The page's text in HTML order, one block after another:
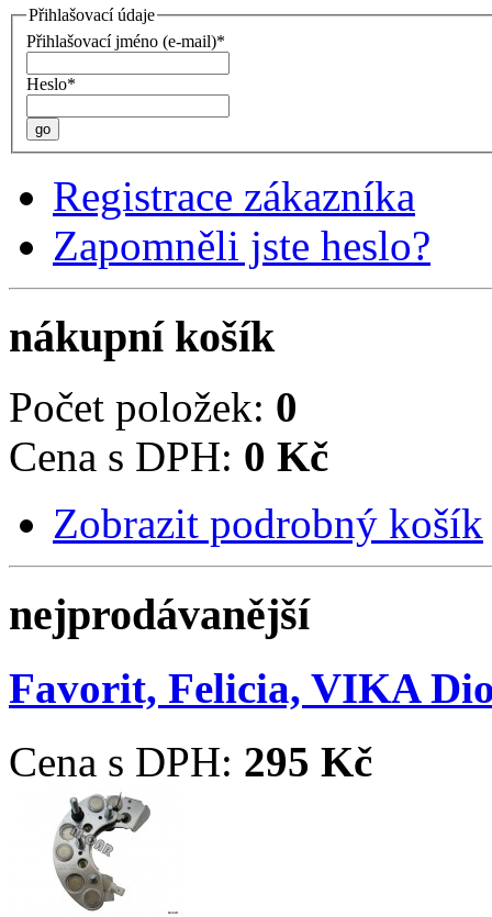
Přihlašovací údaje
Přihlašovací jméno (e-mail)*
Heslo*
go
Registrace zákazníka
Zapomněli jste heslo?
nákupní košík
Počet položek: 0
Cena s DPH: 0 Kč
Zobrazit podrobný košík
nejprodávanější
Favorit, Felicia, VIKA
Cena s DPH: 295 Kč